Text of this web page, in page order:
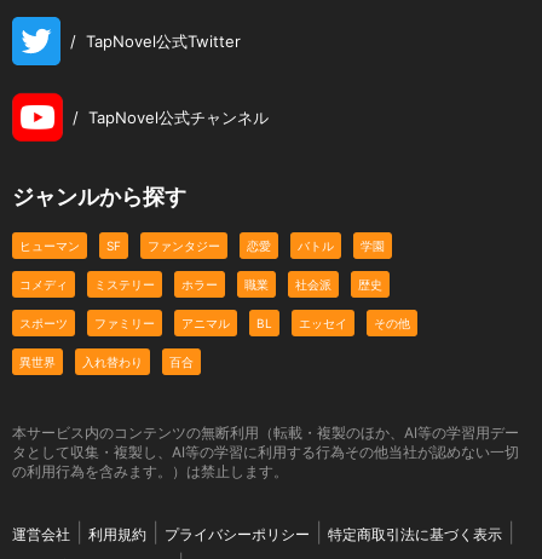
/ TapNovel公式Twitter
/ TapNovel公式チャンネル
ジャンルから探す
ヒューマン SF ファンタジー 恋愛 バトル 学園
コメディ ミステリー ホラー 職業 社会派 歴史
スポーツ ファミリー アニマル BL エッセイ その他
異世界 入れ替わり 百合
本サービス内のコンテンツの無断利用（転載・複製のほか、AI等の学習用デー
タとして収集・複製し、AI等の学習に利用する行為その他当社が認めない一切
の利用行為を含みます。）は禁止します。
運営会社 利用規約 プライバシーポリシー
特定商取引法に基づく表示